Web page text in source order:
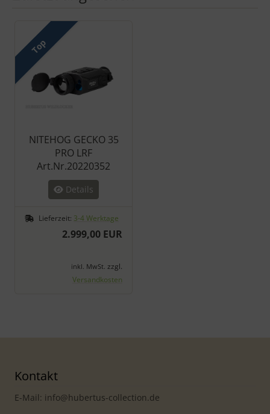
Es folgt ein Produktslider - navigieren Sie mit der Tab-Taste
Top
NITEHOG GECKO 35
PRO LRF
Art.Nr.20220352
Details
Lieferzeit: 3-4 Werktage
2.999,00 EUR
inkl. MwSt. zzgl.
Versandkosten
Kontakt
E-Mail: info@hubertus-collection.de